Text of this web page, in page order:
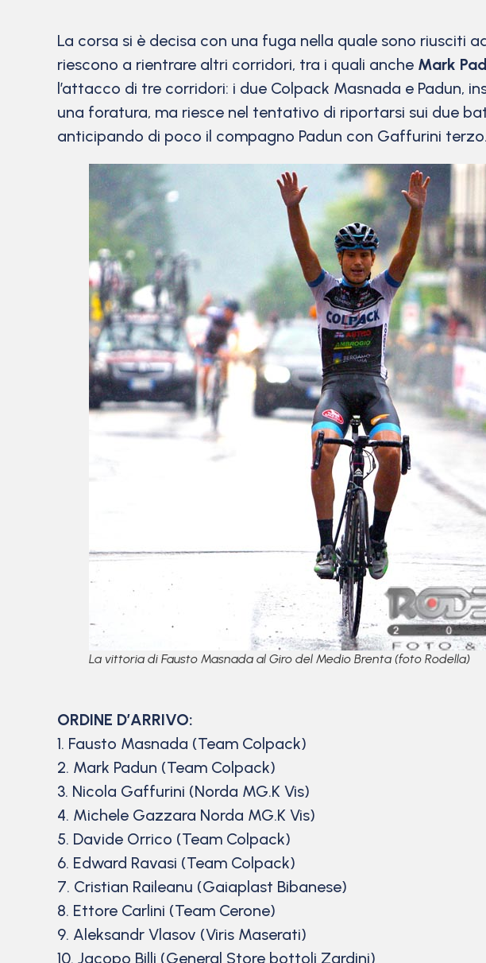
La corsa si è decisa con una fuga nella quale sono riusciti
riescono a rientrare altri corridori, tra i quali anche Mark
l’attacco di tre corridori: i due Colpack Masnada e Padun,
una foratura, ma riesce nel tentativo di riportarsi sui due
anticipando di poco il compagno Padun con Gaffurini terzo.
La vittoria di Fausto Masnada al Giro del Medio Brenta (foto Rodella)
ORDINE D’ARRIVO:
1. Fausto Masnada (Team Colpack)
2. Mark Padun (Team Colpack)
3. Nicola Gaffurini (Norda MG.K Vis)
4. Michele Gazzara Norda MG.K Vis)
5. Davide Orrico (Team Colpack)
6. Edward Ravasi (Team Colpack)
7. Cristian Raileanu (Gaiaplast Bibanese)
8. Ettore Carlini (Team Cerone)
9. Aleksandr Vlasov (Viris Maserati)
10. Jacopo Billi (General Store bottoli Zardini)